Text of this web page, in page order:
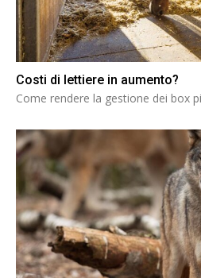
Costi di lettiere in aumento?
Come rendere la gestione dei box